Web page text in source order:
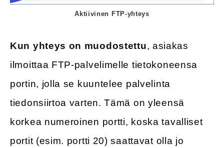
Aktiivinen FTP-yhteys
Kun yhteys on muodostettu, asiakas
ilmoittaa FTP-palvelimelle tietokoneensa
portin, jolla se kuuntelee palvelinta
tiedonsiirtoa varten. Tämä on yleensä
korkea numeroinen portti, koska tavalliset
portit (esim. portti 20) saattavat olla jo